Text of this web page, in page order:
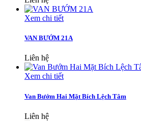
Xem chi tiết
VAN BƯỚM 21A
Liên hệ
Xem chi tiết
Van Bướm Hai Mặt Bích Lệch Tâm
Liên hệ